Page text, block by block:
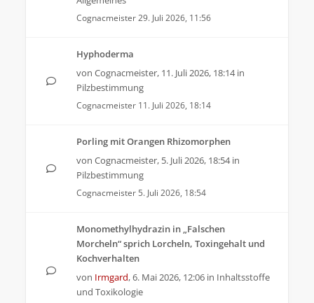
Cognacmeister29. Juli 2026, 11:56
Hyphoderma
von Cognacmeister, 11. Juli 2026, 18:14in
Pilzbestimmung
Cognacmeister 11. Juli 2026, 18:14
Porling mit Orangen Rhizomorphen
von Cognacmeister, 5. Juli 2026, 18:54in
Pilzbestimmung
Cognacmeister 5. Juli 2026, 18:54
Monomethylhydrazin in „Falschen
Morcheln“ sprich Lorcheln, Toxingehalt und
Kochverhalten
von Irmgard,6. Mai 2026, 12:06 in Inhaltsstoffe
und Toxikologie